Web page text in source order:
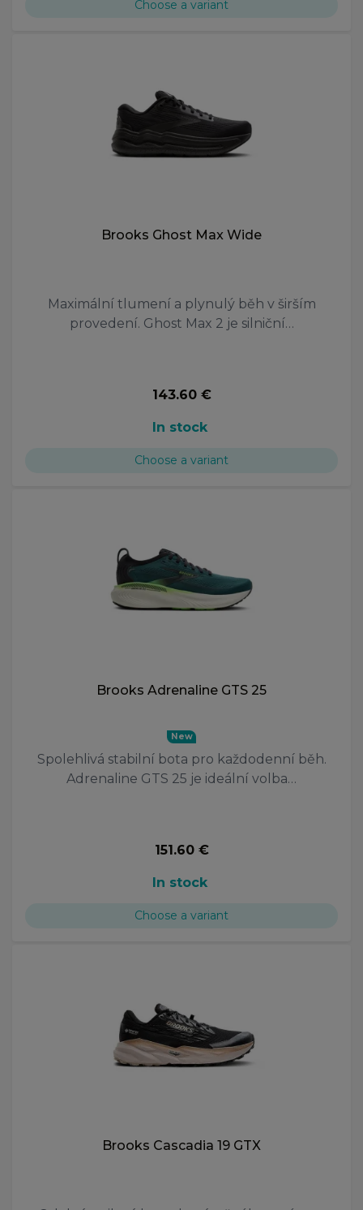
Choose a variant
Brooks Ghost Max Wide
Maximální tlumení a plynulý běh v širším
provedení. Ghost Max 2 je silniční…
143.60 €
In stock
Choose a variant
Brooks Adrenaline GTS 25
New
Spolehlivá stabilní bota pro každodenní běh.
Adrenaline GTS 25 je ideální volba…
151.60 €
In stock
Choose a variant
Brooks Cascadia 19 GTX